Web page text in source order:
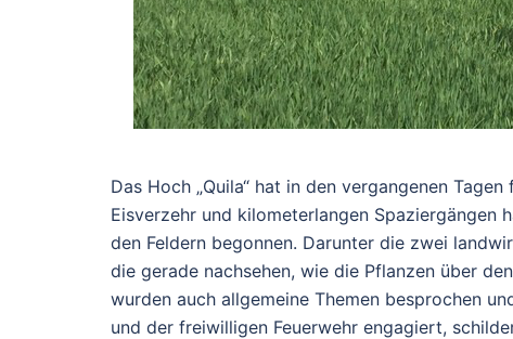
Das Hoch „Quila“ hat in den vergangenen
Eisverzehr und kilometerlangen
den Feldern begonnen. Darunter die zwei
die gerade nachsehen, wie die Pflanzen über
wurden auch allgemeine Themen besprochen
und der freiwilligen Feuerwehr engagiert,